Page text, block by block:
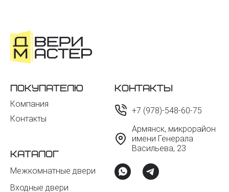
Покупателю
Компания
Контакты
Каталог
Межкомнатные двери
Входные двери
Контакты
+7 (978)-548-60-75
Армянск, микрорайон
имени Генерала
Васильева, 23